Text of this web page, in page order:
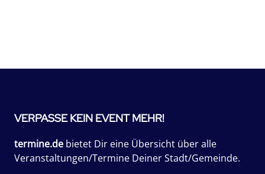
VERPASSE KEIN EVENT MEHR!
termine.de bietet Dir eine Übersicht über alle
Veranstaltungen/Termine Deiner Stadt/Gemeinde.